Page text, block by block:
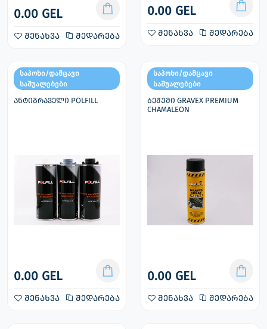
0.00 GEL
შენახვა შედარება
0.00 GEL
შენახვა შედარება
საპოხი/დამცავი
საშუალებები
ანტიგრაველი POLFILL
0.00 GEL
შენახვა შედარება
საპოხი/დამცავი
საშუალებები
ბეშუმი GRAVEX PREMIUM
CHAMALEON
0.00 GEL
შენახვა შედარება